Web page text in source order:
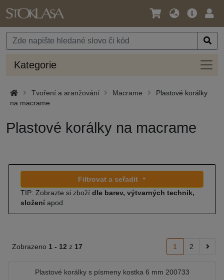
Jazyk
Měna
Hlavní
Kategorie
Tvoření a aranžování Macrame
Plastové korálky
na macrame
Plastové korálky na macrame
Filtrovat a seřadit
TIP: Zobrazte si zboží dle barev, výtvarných technik,
složení apod.
Zobrazeno 1 - 12 z 17 1 2
Plastové korálky s písmeny kostka 6 mm 200733